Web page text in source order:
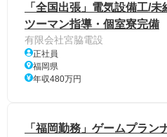
「全国出張」電気設備工/
ツーマン指導・個室寮完備
有限会社宮脇電設
正社員
福岡県
年収480万円
「福岡勤務」ゲームプラン